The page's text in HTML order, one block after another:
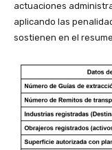
actuaciones
aplicando las
sostienen en el